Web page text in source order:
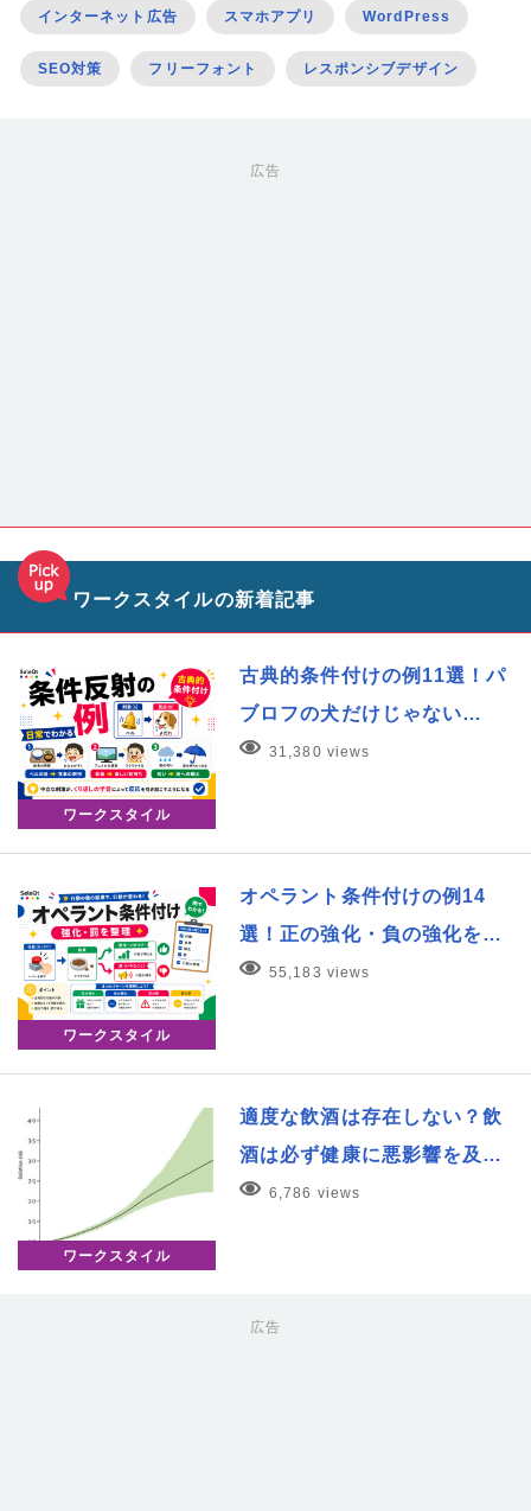
インターネット広告 スマホアプリ WordPress
SEO対策 フリーフォント レスポンシブデザイン
広告
ワークスタイルの新着記事
ワークスタイル
古典的条件付けの例11選！パ
ブロフの犬だけじゃない…
31,380 views
ワークスタイル
オペラント条件付けの例14
選！正の強化・負の強化を…
55,183 views
ワークスタイル
適度な飲酒は存在しない？飲
酒は必ず健康に悪影響を及…
6,786 views
広告